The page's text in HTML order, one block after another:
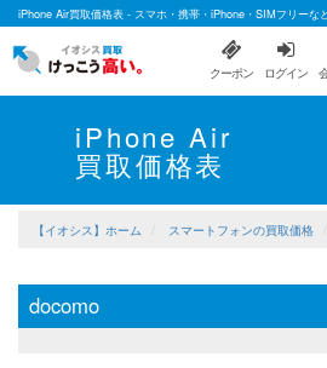
iPhone Air買取価格表 - スマホ・携帯・iPhone・SIMフリーな
クーポン ログイン
iPhone Air
買取価格表
【イオシス】ホーム スマートフォンの買取価格
docomo